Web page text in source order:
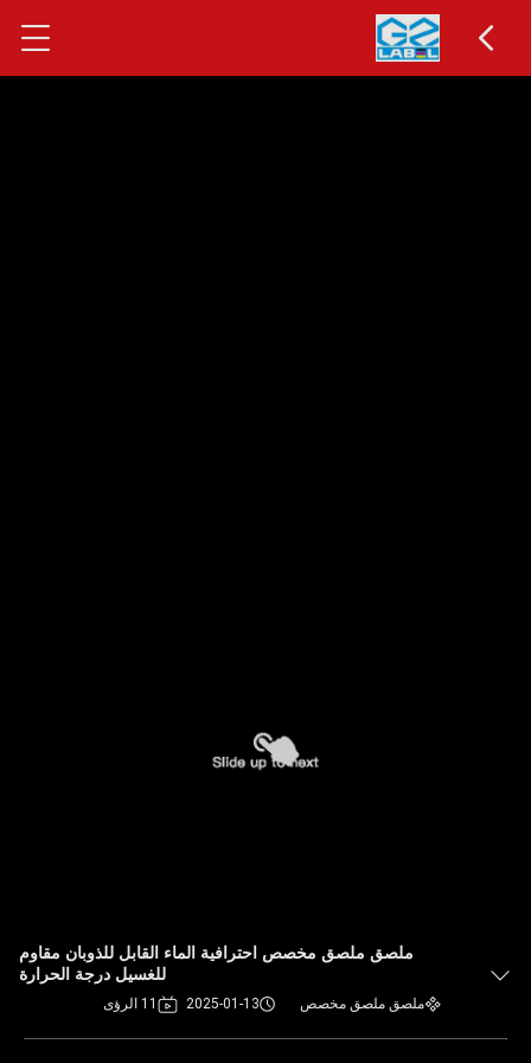
ملصق ملصق مخصص احترافية الماء القابل للذوبان مقاوم
للغسيل درجة الحرارة
ملصق ملصق مخصص 2025-01-13 11 الرؤى